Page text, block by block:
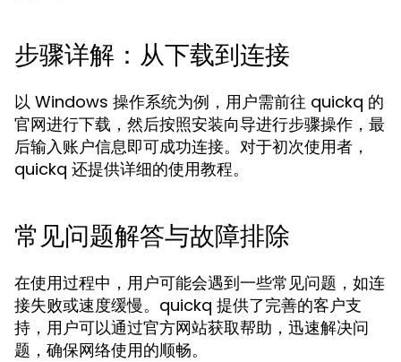
步骤详解：从下载到连接
以 Windows 操作系统为例，用户需前往 quickq 的
官网进行下载，然后按照安装向导进行步骤操作，最
后输入账户信息即可成功连接。对于初次使用者，
quickq 还提供详细的使用教程。
常见问题解答与故障排除
在使用过程中，用户可能会遇到一些常见问题，如连
接失败或速度缓慢。quickq 提供了完善的客户支
持，用户可以通过官方网站获取帮助，迅速解决问
题，确保网络使用的顺畅。